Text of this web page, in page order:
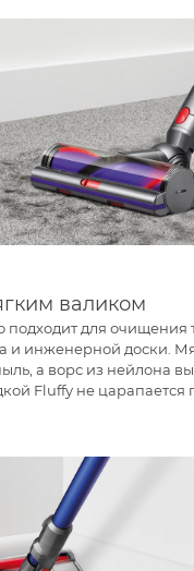
валиком
подходит для очищения
и инженерной доски.
а ворс из нейлона
Fluffy не царапается